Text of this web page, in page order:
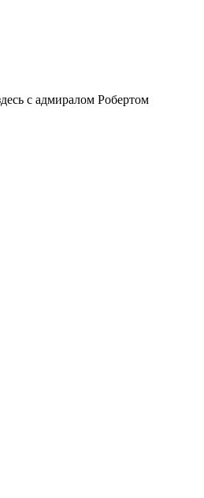
с адмиралом Робертом